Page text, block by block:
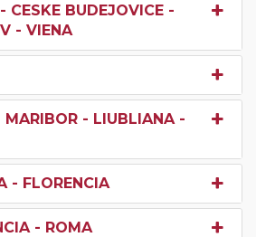
CESKE BUDEJOVICE -
- VIENA
MARIBOR - LIUBLIANA -
- FLORENCIA
- ROMA